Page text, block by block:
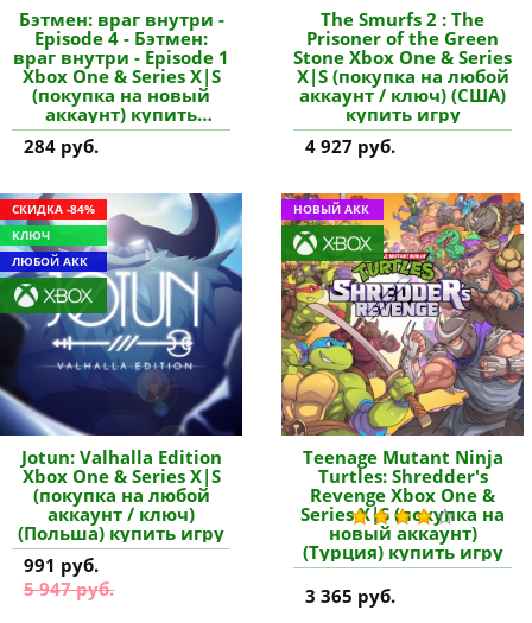
Бэтмен: враг внутри -
Episode 4 - Бэтмен:
враг внутри - Episode 1
Xbox One & Series X|S
(покупка на новый
аккаунт) купить
дополнение
284 руб.
The Smurfs 2 : The
Prisoner of the Green
Stone Xbox One & Series
X|S (покупка на любой
аккаунт / ключ) (США)
купить игру
4 927 руб.
СКИДКА -84%
КЛЮЧ
ЛЮБОЙ АКК
Jotun: Valhalla Edition
Xbox One & Series X|S
(покупка на любой
аккаунт / ключ)
(Польша) купить игру
991 руб.
5 947 руб.
НОВЫЙ АКК
Teenage Mutant Ninja
Turtles: Shredder's
Revenge Xbox One &
Series X|S (покупка на
новый аккаунт)
(Турция) купить игру
3 365 руб.